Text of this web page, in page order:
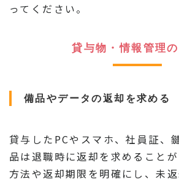
ってください。
貸与物・情報管理
備品やデータの返却を求める
貸与したPCやスマホ、社員証、
品は退職時に返却を求めること
方法や返却期限を明確にし、未